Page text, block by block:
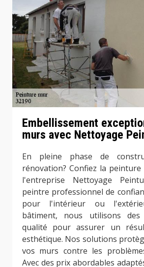
Embellissement
murs avec Nettoyage
En pleine phase de
rénovation? Confiez la
l'entreprise Nettoyage
peintre professionnel de
pour l'intérieur ou
bâtiment, nous utilisons
qualité pour assurer un
esthétique. Nos solutions
vos murs contre les
Avec des prix abordables